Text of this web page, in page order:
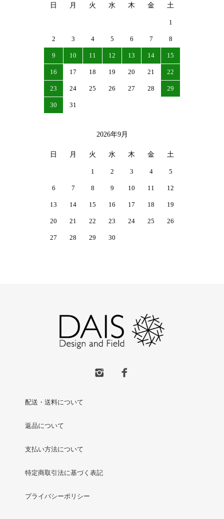
日 月 火 水 木 金 土
1
2 3 4 5 6 7 8
9 10 11 12 13 14 15
16 17 18 19 20 21 22
23 24 25 26 27 28 29
30 31
2026年9月
日 月 火 水 木 金 土
1 2 3 4 5
6 7 8 9 10 11 12
13 14 15 16 17 18 19
20 21 22 23 24 25 26
27 28 29 30
配送・送料について
返品について
支払い方法について
特定商取引法に基づく表記
プライバシーポリシー